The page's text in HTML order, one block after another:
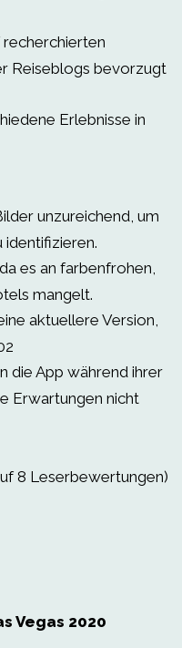
Reiseblogs bevorzugt
Erlebnisse in
unzureichend, um
es an farbenfrohen,
mangelt.
aktuellere Version,
die App während ihrer
Erwartungen nicht
8 Leserbewertungen)
Vegas 2020